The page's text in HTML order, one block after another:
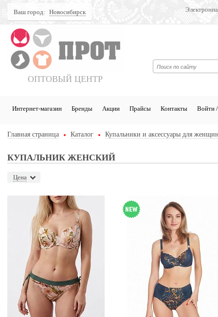
Ваш город: Новосибирск
ОПТОВЫЙ ЦЕНТР
Интернет-магазин Бренды Акции Прайсы Контакты Войти /
Главная страница Каталог Купальники и аксессуары для
КУПАЛЬНИК ЖЕНСКИЙ
Цена